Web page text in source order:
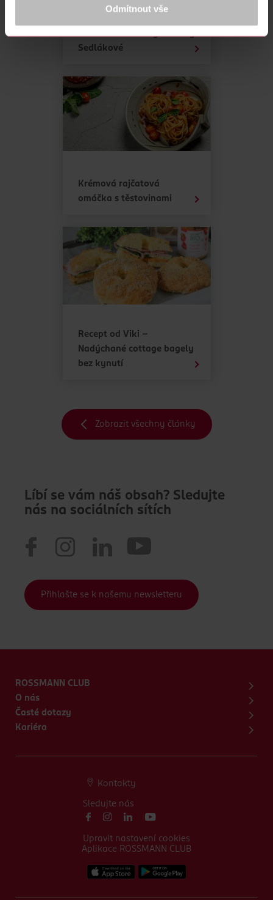
Svůj souhlas můžete kdykoliv změnit nebo odvolat v
K provozu stránek, personalizaci obsahu a reklam, funkcí sociálních
Děkujeme za pochopení. > více o cookies <
Odmítnout vše
Vanilkové rohlíčky od Báry
Sedlákové
Krémová rajčatová
omáčka s těstovinami
Recept od Viki -
Nadýchané cottage bagely
bez kynutí
Zobrazit všechny články
Líbí se vám náš obsah? Sledujte
nás na sociálních sítích
Přihlašte se k našemu newsletteru
ROSSMANN CLUB
O nás
Časté dotazy
Kariéra
Aplikace ROSSMANN CLUB
Kontakty
Sledujte nás
Upravit nastavení cookies